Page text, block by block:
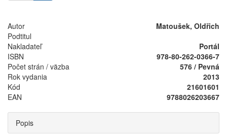
Autor
Matoušek, Oldřich
Podtitul
Nakladateľ
Portál
ISBN
978-80-262-0366-7
Počet strán / väzba
576 / Pevná
Rok vydania
2013
Kód
21601601
EAN
9788026203667
Popis